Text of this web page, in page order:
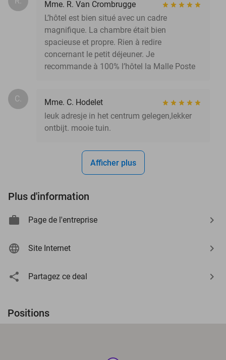
Mme. R. Van Crombrugge
L’hôtel est bien situé avec un cadre
magnifique. La chambre était bien
spacieuse et propre. Rien à redire
concernant le petit déjeuner. Je
recommande à 100% l’hôtel la Malle Poste
C.
Mme. C. Hodelet
leuk adresje in het centrum gelegen,lekker
ontbijt. mooie tuin.
Afficher plus
Plus d'information
Page de l'entreprise
Site Internet
Partagez ce deal
Positions